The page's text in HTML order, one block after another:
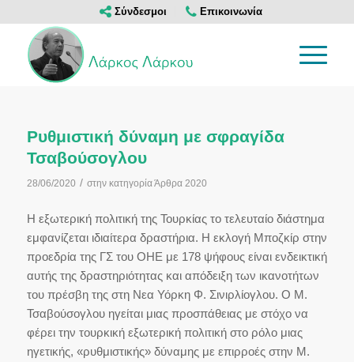
Σύνδεσμοι Επικοινωνία
Ρυθμιστική δύναμη με σφραγίδα
Τσαβούσογλου
28/06/2020 / στην κατηγορίαΆρθρα 2020
Η εξωτερική πολιτική της Τουρκίας το τελευταίο διάστημα
εμφανίζεται ιδιαίτερα δραστήρια. Η εκλογή Μποζκίρ στην
προεδρία της ΓΣ του ΟΗΕ με 178 ψήφους είναι ενδεικτική
αυτής της δραστηριότητας και απόδειξη των ικανοτήτων
του πρέσβη της στη Νεα Υόρκη Φ. Σινιρλίογλου. Ο Μ.
Τσαβούσογλου ηγείται μιας προσπάθειας με στόχο να
φέρει την τουρκική εξωτερική πολιτική στο ρόλο μιας
ηγετικής, «ρυθμιστικής» δύναμης με επιρροές στην Μ.